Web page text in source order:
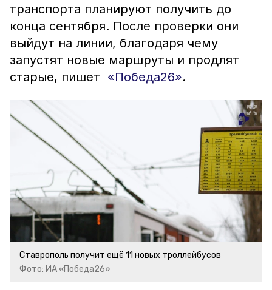
транспорта планируют получить до
конца сентября. После проверки они
выйдут на линии, благодаря чему
запустят новые маршруты и продлят
старые, пишет «Победа26».
Ставрополь получит ещё 11 новых троллейбусов
Фото: ИА «Победа26»